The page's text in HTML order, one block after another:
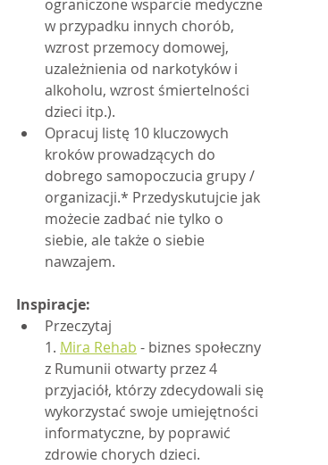
ograniczone wsparcie medyczne
w przypadku innych chorób,
wzrost przemocy domowej,
uzależnienia od narkotyków i
alkoholu, wzrost śmiertelności
dzieci itp.).
Opracuj listę 10 kluczowych
kroków prowadzących do
dobrego samopoczucia grupy /
organizacji.* Przedyskutujcie jak
możecie zadbać nie tylko o
siebie, ale także o siebie
nawzajem.
Inspiracje:
Przeczytaj
1. Mira Rehab - biznes społeczny
z Rumunii otwarty przez 4
przyjaciół, którzy zdecydowali się
wykorzystać swoje umiejętności
informatyczne, by poprawić